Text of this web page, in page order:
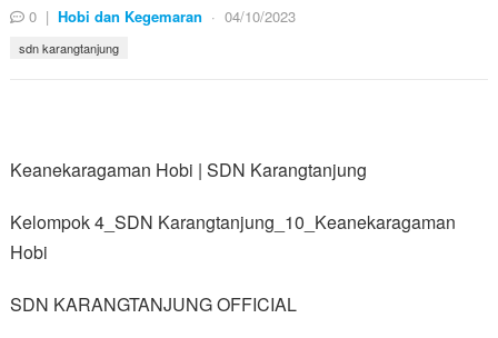
0 | Hobi dan Kegemaran · 04/10/2023
sdn karangtanjung
Keanekaragaman Hobi | SDN Karangtanjung
Kelompok 4_SDN Karangtanjung_10_Keanekaragaman
Hobi
SDN KARANGTANJUNG OFFICIAL